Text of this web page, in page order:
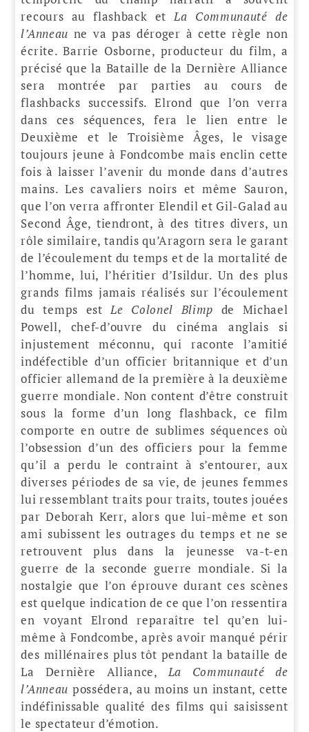
recours au flashback etLa Communauté de
l’Anneau ne va pas déroger à cette règle non
écrite. Barrie Osborne, producteur du film, a
précisé que la Bataille de la Dernière Alliance
sera montrée par parties au cours de
flashbacks successifs. Elrond que l’on verra
dans ces séquences, fera le lien entre le
Deuxième et le Troisième Âges, le visage
toujours jeune à Fondcombe mais enclin cette
fois à laisser l’avenir du monde dans d’autres
mains. Les cavaliers noirs et même Sauron,
que l’on verra affronter Elendil et Gil-Galad au
Second Âge, tiendront, à des titres divers, un
rôle similaire, tandis qu’Aragorn sera le garant
de l’écoulement du temps et de la mortalité de
l’homme, lui, l’héritier d’Isildur. Un des plus
grands films jamais réalisés sur l’écoulement
du temps estLe Colonel Blimp de Michael
Powell, chef-d’ouvre du cinéma anglais si
injustement méconnu, qui raconte l’amitié
indéfectible d’un officier britannique et d’un
officier allemand de la première à la deuxième
guerre mondiale. Non content d’être construit
sous la forme d’un long flashback, ce film
comporte en outre de sublimes séquences où
l’obsession d’un des officiers pour la femme
qu’il a perdu le contraint à s’entourer, aux
diverses périodes de sa vie, de jeunes femmes
lui ressemblant traits pour traits, toutes jouées
par Deborah Kerr, alors que lui-même et son
ami subissent les outrages du temps et ne se
retrouvent plus dans la jeunesse va-t-en
guerre de la seconde guerre mondiale. Si la
nostalgie que l’on éprouve durant ces scènes
est quelque indication de ce que l’on ressentira
en voyant Elrond reparaître tel qu’en lui-
même à Fondcombe, après avoir manqué périr
des millénaires plus tôt pendant la bataille de
La Dernière Alliance,La Communauté de
l’Anneau possédera, au moins un instant, cette
indéfinissable qualité des films qui saisissent
le spectateur d’émotion.